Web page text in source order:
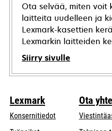
Ota selvää, miten
laitteita uudelleen ja
Lexmark-kasettien
Lexmarkin laitteiden
Siirry sivulle
Lexmark
Konsernitiedot
Ota